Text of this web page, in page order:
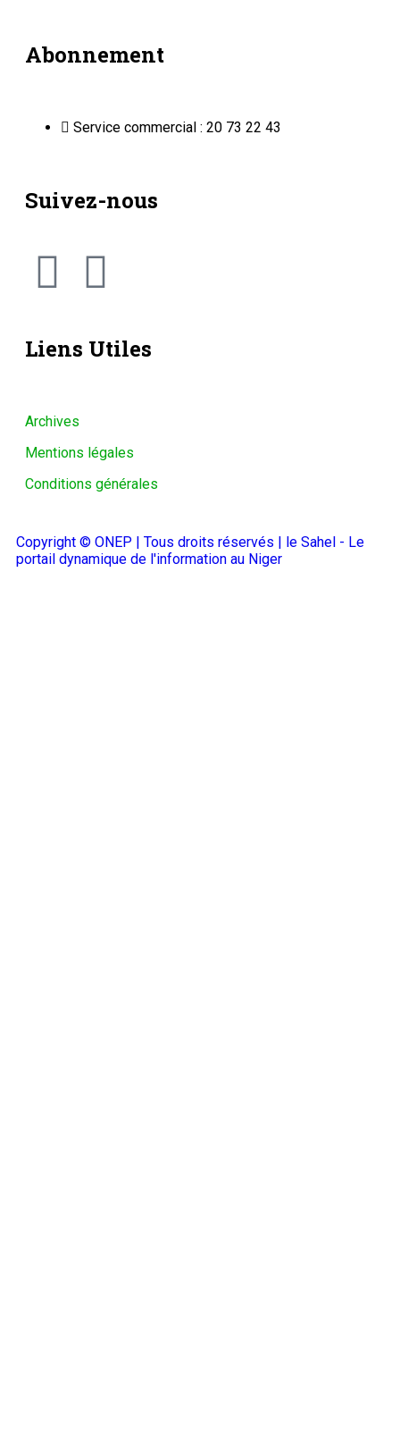
Abonnement
Service commercial : 20 73 22 43
Suivez-nous
Liens Utiles
Archives
Mentions légales
Conditions générales
Copyright © ONEP | Tous droits réservés | le Sahel - Le
portail dynamique de l'information au Niger